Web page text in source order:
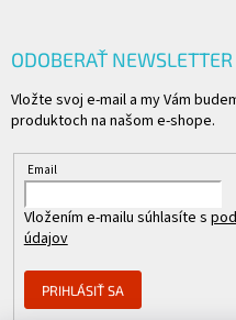
ODOBERAŤ NEWSLETTER
Vložte svoj e-mail a my Vám
produktoch na našom e-shope.
Email
Vložením e-mailu súhlasíte s
údajov
PRIHLÁSIŤ SA